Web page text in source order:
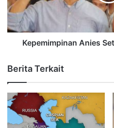
Kepemimpinan Anies
Berita Terkait